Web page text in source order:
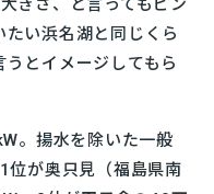
きさ、と言ってもピン
い浜名湖と同じくら
とイメージしてもら
。揚水を除いた一般
位が奥只見（福島県南